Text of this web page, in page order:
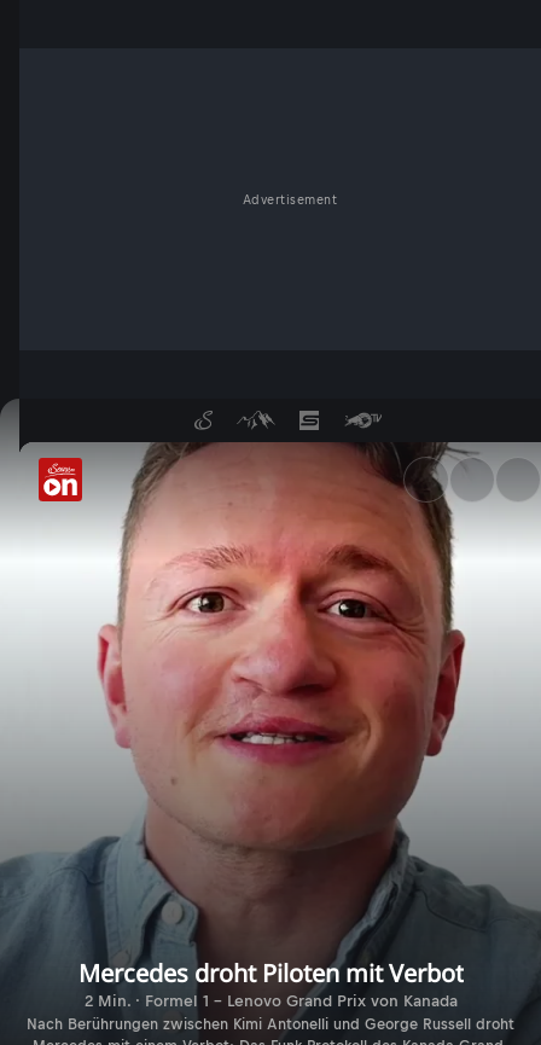
Advertisement
Mercedes droht Russell &
Mercedes droht Piloten mit Verbot
2 Min. · Formel 1 - Lenovo Grand Prix von Kanada
Nach Berührungen zwischen Kimi Antonelli und George Russell droht